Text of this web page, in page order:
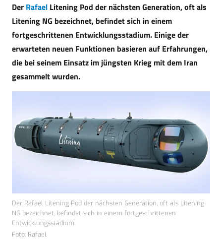
Der Rafael Litening Pod der nächsten Generation, oft als
Litening NG bezeichnet, befindet sich in einem
fortgeschrittenen Entwicklungsstadium. Einige der
erwarteten neuen Funktionen basieren auf Erfahrungen,
die bei seinem Einsatz im jüngsten Krieg mit dem Iran
gesammelt wurden.
Der Rafael Litening Pod der nächsten Generation, oft als Litening
NG bezeichnet, befindet sich in einem fortgeschrittenen
Entwicklungsstadium.
Foto: Rafael